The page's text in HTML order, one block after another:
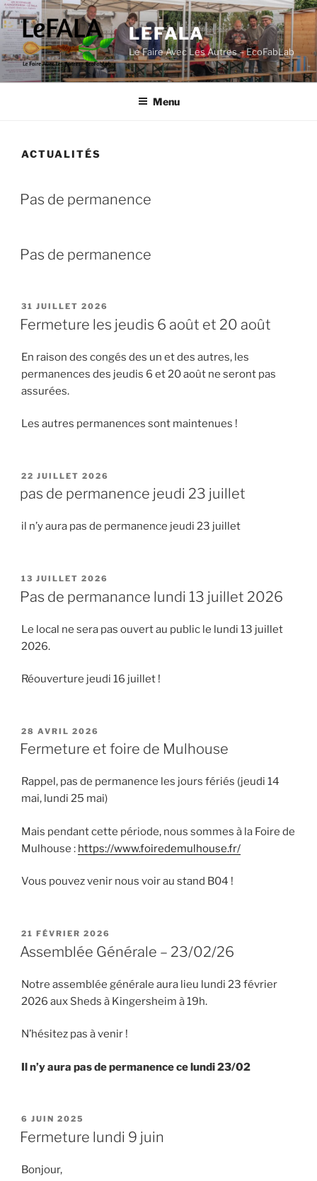
Aller
au
contenu
principal
LEFALA
Le Faire Avec Les Autres – EcoFabLab
Menu
ACTUALITÉS
Pas de permanence
Pas de permanence
PUBLIÉ
LE
31 JUILLET 2026
Fermeture les jeudis 6 août et 20 août
En raison des congés des un et des autres, les
permanences des jeudis 6 et 20 août ne seront pas
assurées.
Les autres permanences sont maintenues !
PUBLIÉ
22 JUILLET 2026
pas de permanence jeudi 23 juillet
il n’y aura pas de permanence jeudi 23 juillet
PUBLIÉ
LE
13 JUILLET 2026
Pas de permanance lundi 13 juillet 2026
Le local ne sera pas ouvert au public le lundi 13 juillet
2026.
Réouverture jeudi 16 juillet !
PUBLIÉ
LE
28 AVRIL 2026
Fermeture et foire de Mulhouse
Rappel, pas de permanence les jours fériés (jeudi 14
mai, lundi 25 mai)
Mais pendant cette période, nous sommes à la Foire de
Mulhouse : https://www.foiredemulhouse.fr/
Vous pouvez venir nous voir au stand B04 !
PUBLIÉ
LE
21 FÉVRIER 2026
Assemblée Générale – 23/02/26
Notre assemblée générale aura lieu lundi 23 février
2026 aux Sheds à Kingersheim à 19h.
N’hésitez pas à venir !
Il n’y aura pas de permanence ce lundi 23/02
PUBLIÉ
LE
6 JUIN 2025
Fermeture lundi 9 juin
Bonjour,